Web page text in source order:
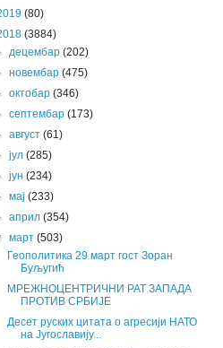
(80)
(3884)
децембар(202)
новембар(475)
октобар(346)
септембар(173)
август(61)
јул(285)
јун(234)
мај(233)
април(354)
март(503)
Геополитика 29 март гост Зоран
Буљугић
МРЕЖНОЦЕНТРИЧНИ РАТ ЗАПАДА
ПРОТИВ СРБИЈЕ
Десет руских цитата о агресији НАТО
на Југославију...